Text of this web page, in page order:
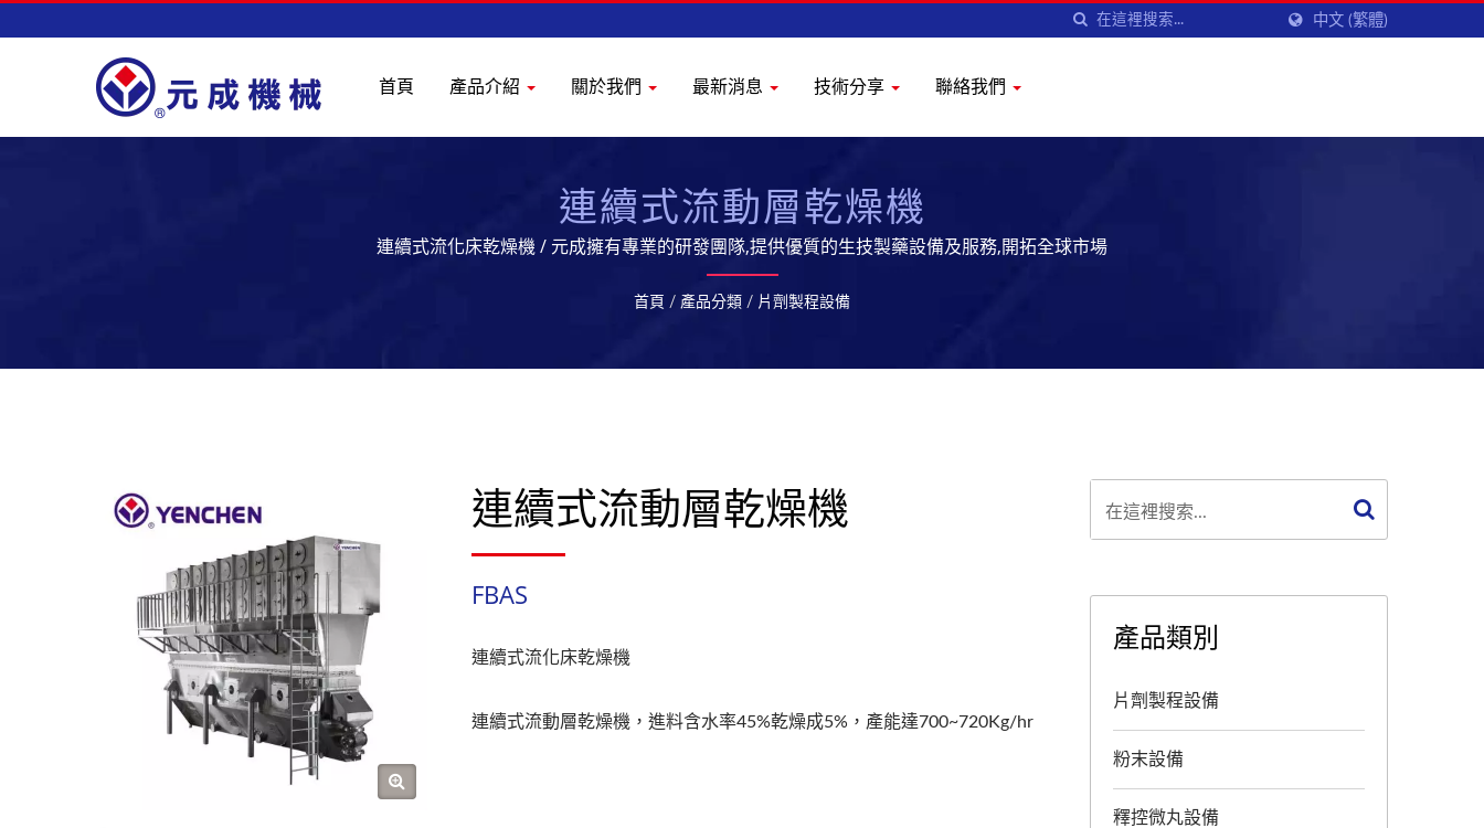
中文 (繁體)
首頁 產品介紹 關於我們 最新消息 技術分享 聯絡我們
連續式流動層乾燥機
連續式流化床乾燥機 / 元成擁有專業的研發團隊,提供優質的生技製藥設備及服務,開拓全球市場
首頁 / 產品分類 / 片劑製程設備
連續式流動層乾燥機
FBAS
連續式流化床乾燥機
連續式流動層乾燥機，進料含水率45%乾燥成5%，產能達700~720Kg/hr
產品類別
片劑製程設備
粉末設備
釋控微丸設備